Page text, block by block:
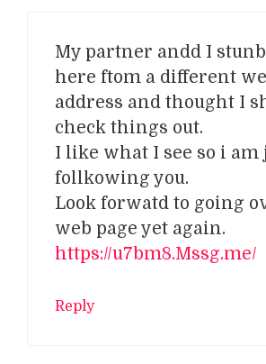
My partner andd I
here ftom a different
address and thought I
check things out.
I like what I see so i am
follkowing you.
Look forwatd to going
web page yet again.
https://u7bm8.Mssg.me/
Reply